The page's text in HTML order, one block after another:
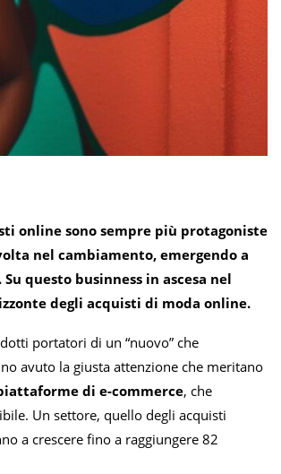
online sono sempre più protagoniste
nel cambiamento, emergendo a
questo businness in ascesa nel
degli acquisti di moda online.
portatori di un “nuovo” che
avuto la giusta attenzione che meritano
di e-commerce, che
Un settore, quello degli acquisti
a crescere fino a raggiungere 82